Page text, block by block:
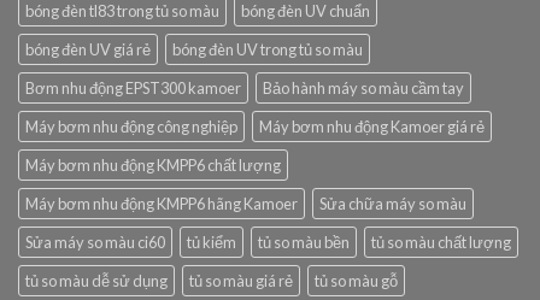
bóng đèn tl83 trong tủ so màu
bóng đèn UV chuẩn
bóng đèn UV giá rẻ
bóng đèn UV trong tủ so màu
Bơm nhu động EPST300 kamoer
Bảo hành máy so màu cầm tay
Máy bơm nhu động công nghiệp
Máy bơm nhu động Kamoer giá rẻ
Máy bơm nhu động KMPP6 chất lượng
Máy bơm nhu động KMPP6 hãng Kamoer
Sửa chữa máy so màu
Sửa máy so màu ci60
tủ kiểm tủ so màu bền
tủ so màu chất lượng
tủ so màu dễ sử dụng
tủ so màu giá rẻ
tủ so màu gỗ